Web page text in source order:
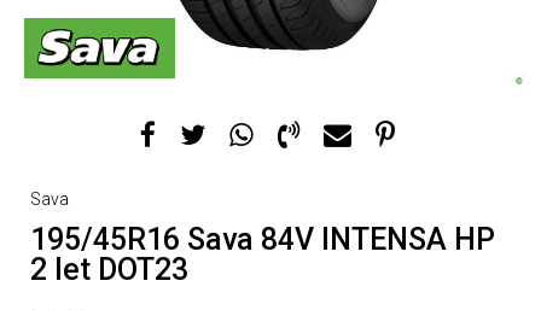
Sava
195/45R16 Sava 84V INTENSA HP
2 let DOT23